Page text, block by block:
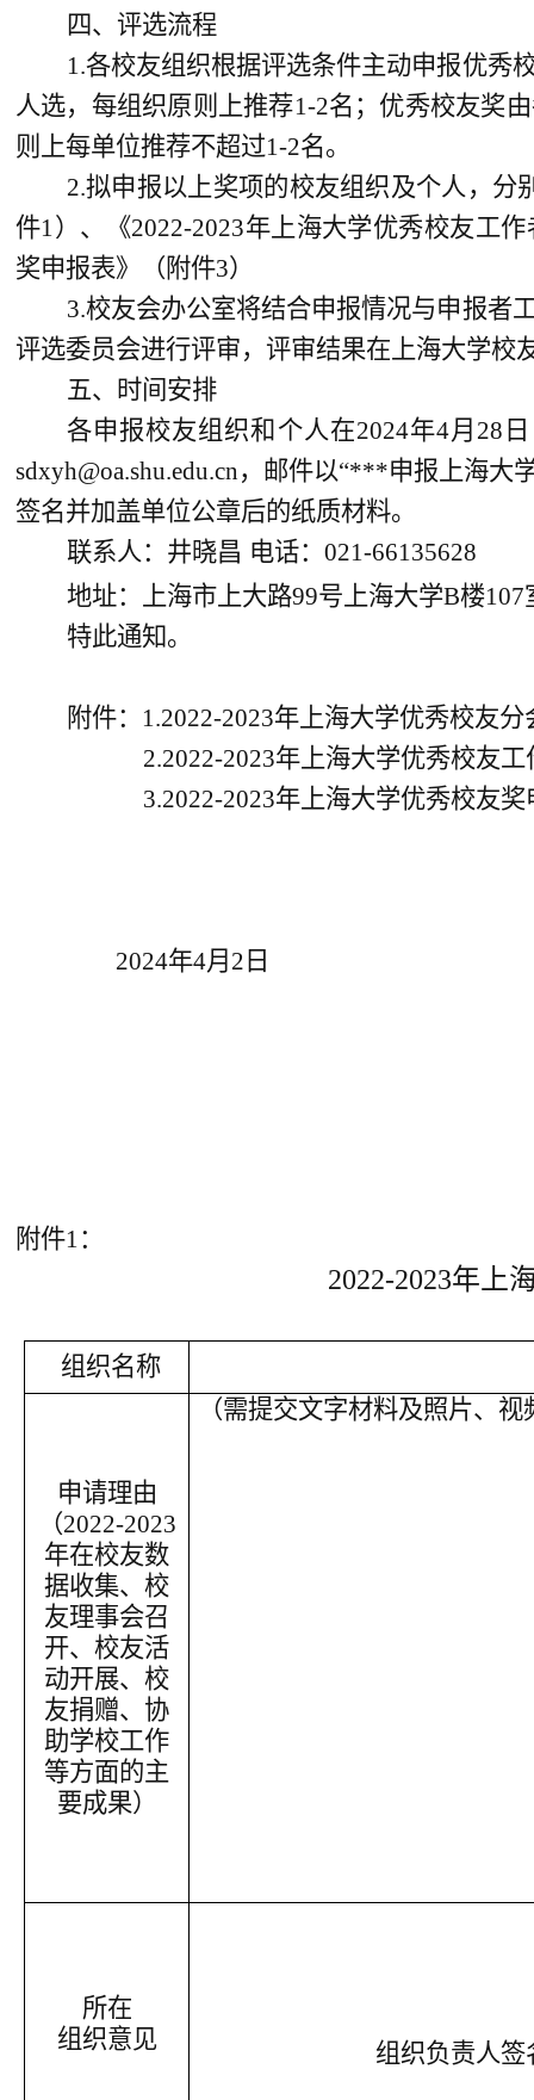
四、评选流程
1.各校友组织根据评选条件主动申报优秀
人选，每组织原则上推荐1-2名；优秀校友奖
则上每单位推荐不超过1-2名。
2.拟申报以上奖项的校友组织及个人，分
件1）、《2022-2023年上海大学优秀校友工
奖申报表》（附件3）
3.校友会办公室将结合申报情况与申报者
评选委员会进行评审，评审结果在上海大学校
五、时间安排
各申报校友组织和个人在2024年4月28
sdxyh@oa.shu.edu.cn，邮件以“***申报上海
签名并加盖单位公章后的纸质材料。
联系人：井晓昌 电话：021-66135628
地址：上海市上大路99号上海大学B楼107
特此通知。
附件：1.2022-2023年上海大学优秀校友分
2.2022-2023年上海大学优秀校友
3.2022-2023年上海大学优秀校友奖
2024年4月2日
附件1：
2022-2023年上
组织名称
申请理由
（2022-2023
年在校友数
据收集、校
友理事会召
开、校友活
动开展、校
友捐赠、协
助学校工作
等方面的主
要成果）
（需提交文字材料及照片、
所在
组织意见
组织负责人签